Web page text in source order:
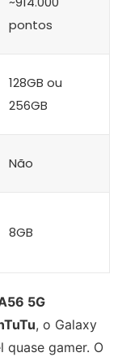
pontos
128GB ou
256GB
Não
8GB
5G
, o Galaxy
quase gamer. O